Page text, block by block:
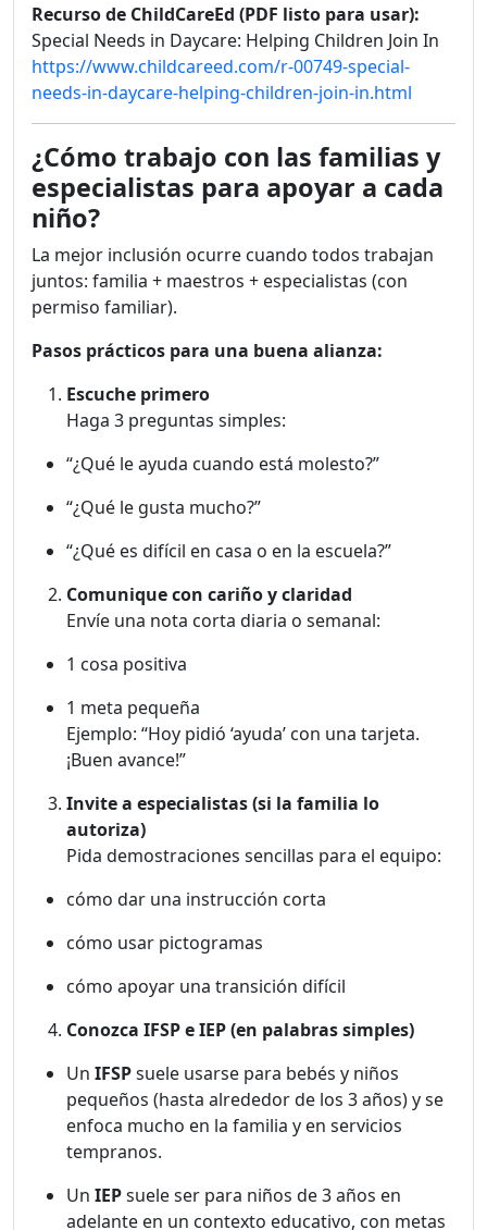
Recurso de ChildCareEd (PDF listo para usar):
Special Needs in Daycare: Helping Children Join In
https://www.childcareed.com/r-00749-special-
needs-in-daycare-helping-children-join-in.html
¿Cómo trabajo con las familias y
especialistas para apoyar a cada
niño?
La mejor inclusión ocurre cuando todos trabajan
juntos: familia + maestros + especialistas (con
permiso familiar).
Pasos prácticos para una buena alianza:
Escuche primero
Haga 3 preguntas simples:
“¿Qué le ayuda cuando está molesto?”
“¿Qué le gusta mucho?”
“¿Qué es difícil en casa o en la escuela?”
Comunique con cariño y claridad
Envíe una nota corta diaria o semanal:
1 cosa positiva
1 meta pequeña
Ejemplo: “Hoy pidió ‘ayuda’ con una tarjeta.
¡Buen avance!”
Invite a especialistas (si la familia lo
autoriza)
Pida demostraciones sencillas para el equipo:
cómo dar una instrucción corta
cómo usar pictogramas
cómo apoyar una transición difícil
Conozca IFSP e IEP (en palabras simples)
Un IFSPsuele usarse para bebés y niños
pequeños (hasta alrededor de los 3 años) y se
enfoca mucho en la familia y en servicios
tempranos.
Un IEPsuele ser para niños de 3 años en
adelante en un contexto educativo, con metas